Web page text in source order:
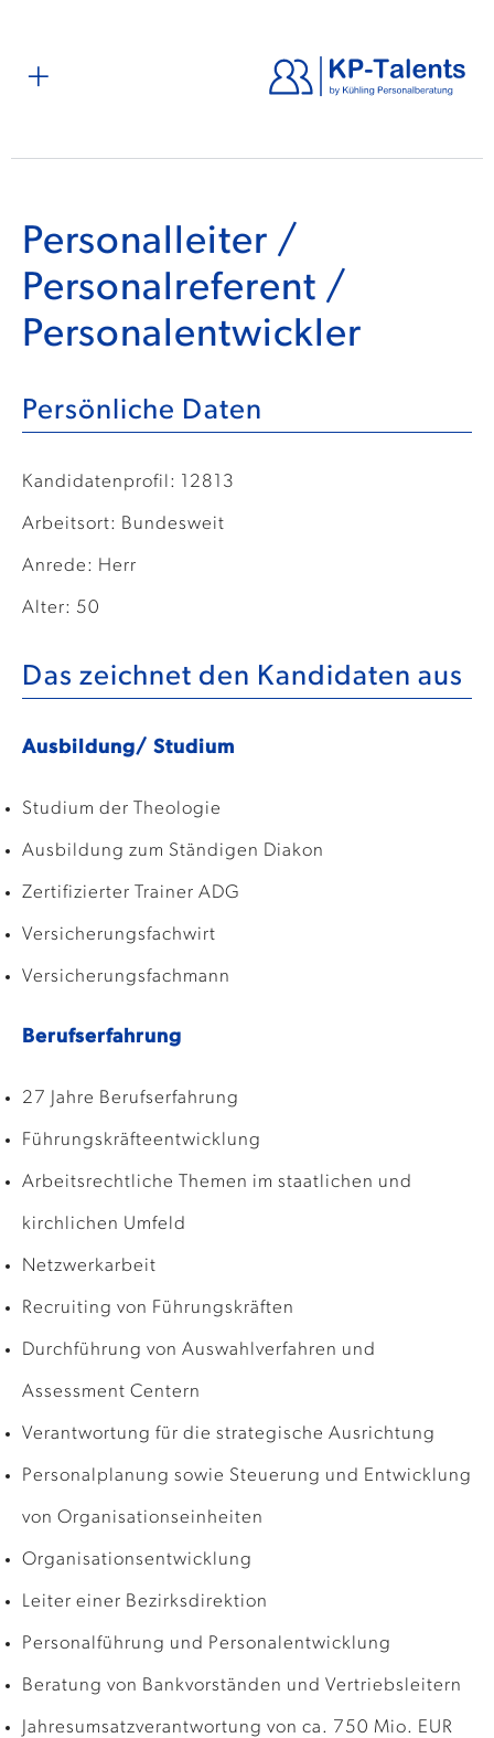
Personalleiter /
Personalreferent /
Personalentwickler
Persönliche Daten
Kandidatenprofil: 12813
Arbeitsort: Bundesweit
Anrede: Herr
Alter: 50
Das zeichnet den Kandidaten aus
Ausbildung/ Studium
Studium der Theologie
Ausbildung zum Ständigen Diakon
Zertifizierter Trainer ADG
Versicherungsfachwirt
Versicherungsfachmann
Berufserfahrung
27 Jahre Berufserfahrung
Führungskräfteentwicklung
Arbeitsrechtliche Themen im staatlichen und
kirchlichen Umfeld
Netzwerkarbeit
Recruiting von Führungskräften
Durchführung von Auswahlverfahren und
Assessment Centern
Verantwortung für die strategische Ausrichtung
Personalplanung sowie Steuerung und Entwicklung
von Organisationseinheiten
Organisationsentwicklung
Leiter einer Bezirksdirektion
Personalführung und Personalentwicklung
Beratung von Bankvorständen und Vertriebsleitern
Jahresumsatzverantwortung von ca. 750 Mio. EUR